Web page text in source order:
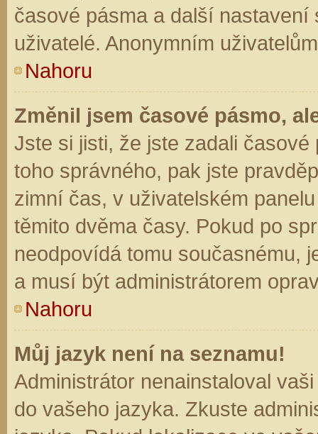
časové pásma a další
uživatelé. Anonymním
Nahoru
Změnil jsem časové pásmo,
Jste si jisti, že jste zadali
toho správného, pak jste
zimní čas, v uživatelském
těmito dvěma časy. Pokud po
neodpovídá tomu současnému,
a musí být administrátorem
Nahoru
Můj jazyk není na seznamu!
Administrátor nenainstaloval
do vašeho jazyka. Zkuste